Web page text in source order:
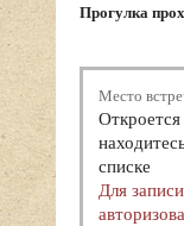
Прогулка
Место
списке
Для